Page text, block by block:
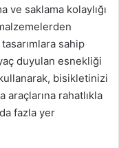
ve saklama kolaylığı
sahip
duyulan esnekliği
kullanarak, bisikletinizi
rahatlıkla
fazla yer